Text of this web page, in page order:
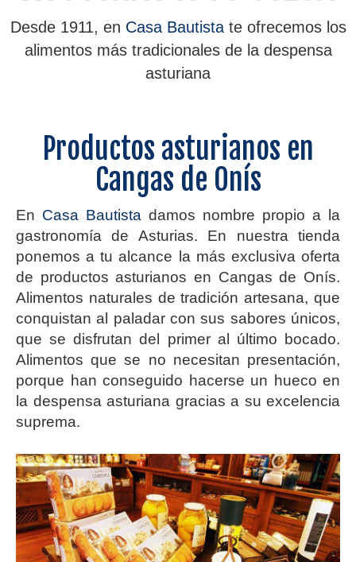
Desde 1911, en Casa Bautistate ofrecemos los
alimentos más tradicionales de la despensa
asturiana
Productos asturianos en
Cangas de Onís
En Casa Bautista damos nombre propio a la
gastronomía de Asturias. En nuestra tienda
ponemos a tu alcance la más exclusiva oferta
de productos asturianos en Cangas de Onís.
Alimentos naturales de tradición artesana, que
conquistan al paladar con sus sabores únicos,
que se disfrutan del primer al último bocado.
Alimentos que se no necesitan presentación,
porque han conseguido hacerse un hueco en
la despensa asturiana gracias a su excelencia
suprema.